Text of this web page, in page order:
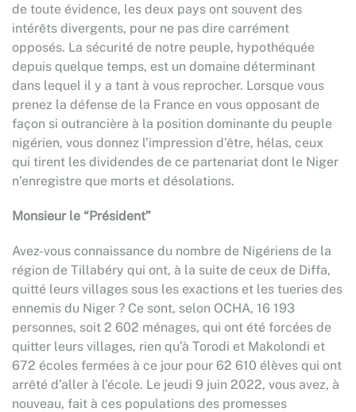
de toute évidence, les deux pays ont souvent des
intérêts divergents, pour ne pas dire carrément
opposés. La sécurité de notre peuple, hypothéquée
depuis quelque temps, est un domaine déterminant
dans lequel il y a tant à vous reprocher. Lorsque vous
prenez la défense de la France en vous opposant de
façon si outrancière à la position dominante du peuple
nigérien, vous donnez l’impression d’être, hélas, ceux
qui tirent les dividendes de ce partenariat dont le Niger
n’enregistre que morts et désolations.
Monsieur le “Président”
Avez-vous connaissance du nombre de Nigériens de la
région de Tillabéry qui ont, à la suite de ceux de Diffa,
quitté leurs villages sous les exactions et les tueries des
ennemis du Niger ? Ce sont, selon OCHA, 16 193
personnes, soit 2 602 ménages, qui ont été forcées de
quitter leurs villages, rien qu’à Torodi et Makolondi et
672 écoles fermées à ce jour pour 62 610 élèves qui ont
arrêté d’aller à l’école. Le jeudi 9 juin 2022, vous avez, à
nouveau, fait à ces populations des promesses